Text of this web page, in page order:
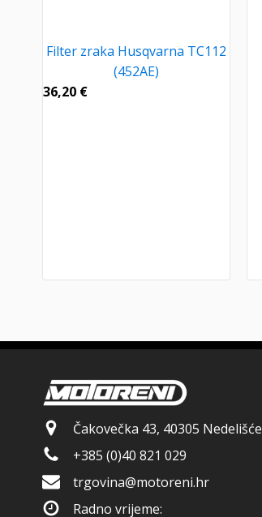
Filter zraka Husqvarna TC112
(452AE)
36,20 €
Čakovečka 43, 40305 Nedelišće
+385 (0)40 821 029
trgovina@motoreni.hr
Radno vrijeme: